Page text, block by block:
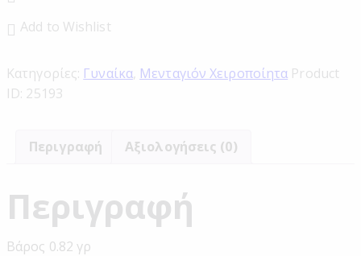
Add to Wishlist
Κατηγορίες: Γυναίκα, Μενταγιόν Χειροποίητα Product
ID: 25193
Περιγραφή Αξιολογήσεις (0)
Περιγραφή
Βάρος 0.82 γρ